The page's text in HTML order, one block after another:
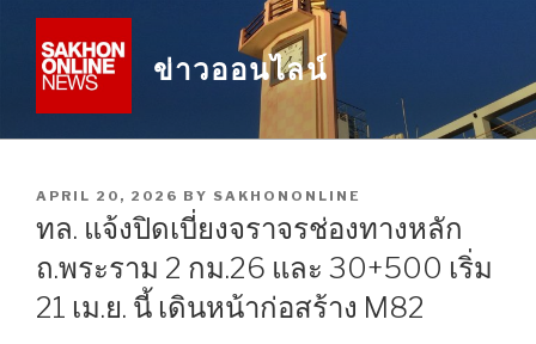
content
ข่าวออนไลน์
POSTED
APRIL 20, 2026 BY SAKHONONLINE
ทล. แจ้งปิดเบี่ยงจราจรช่องทางหลัก
ถ.พระราม 2 กม.26 และ 30+500 เริ่ม
21 เม.ย. นี้ เดินหน้าก่อสร้าง M82